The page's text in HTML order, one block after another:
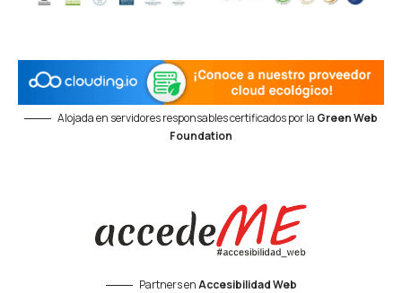
Alojada en servidores responsables certificados por la Green Web
Foundation
Partners enAccesibilidad Web